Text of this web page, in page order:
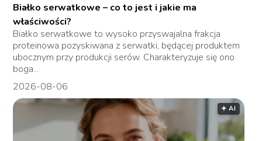
Białko serwatkowe – co to jest i jakie ma
właściwości?
Białko serwatkowe to wysoko przyswajalna frakcja
proteinowa pozyskiwana z serwatki, będącej produktem
ubocznym przy produkcji serów. Charakteryzuje się ono
boga...
2026-08-06
🟅 AI